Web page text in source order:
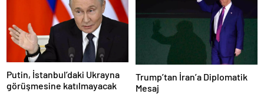
Putin, İstanbul’daki Ukrayna
görüşmesine katılmayacak
Trump’tan İran’a Diplomatik
Mesaj